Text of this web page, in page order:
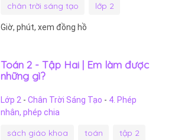
chân trời sáng tạo
lớp 2
Giờ, phút, xem đồng hồ
Toán 2 - Tập Hai | Em làm được
những gì?
Lớp 2 - Chân Trời Sáng Tạo - 4. Phép
nhân, phép chia
sách giáo khoa toán
tập 2